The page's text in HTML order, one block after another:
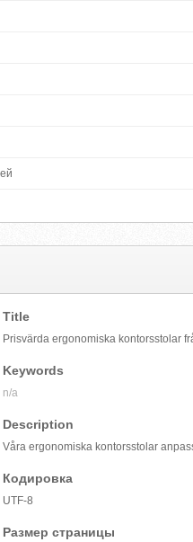
Title
Prisvärda ergonomiska kontorsstolar
Keywords
n/a
Description
Våra ergonomiska kontorsstolar
Кодировка
UTF-8
Размер страницы